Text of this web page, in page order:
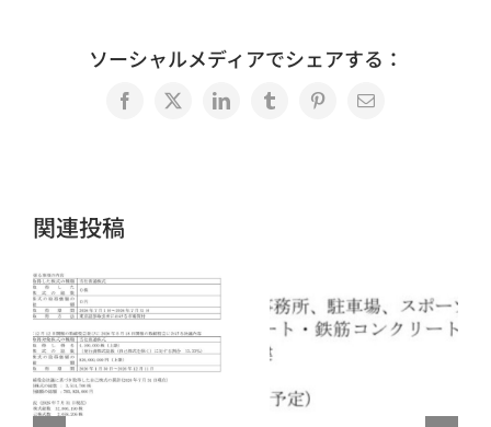
ソーシャルメディアでシェアする：
Facebook
X LinkedInTumblrPinterest
電
関連投稿